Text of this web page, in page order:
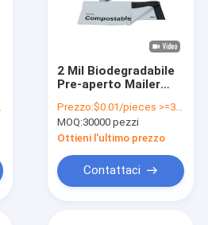
2 Mil Biodegradabile
Pre-aperto Mailer
Custom Printed Poly
Mailers
Prezzo:$0.01/pieces >=30000 pieces
MOQ:30000 pezzi
Ottieni l'ultimo prezzo
Contattaci